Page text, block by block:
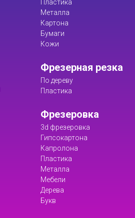
Пластика
Металла
Картона
Бумаги
Кожи
Фрезерная резка
По дереву
Пластика
Фрезеровка
3d фрезеровка
Гипсокартона
Капролона
Пластика
Металла
Мебели
Дерева
Букв